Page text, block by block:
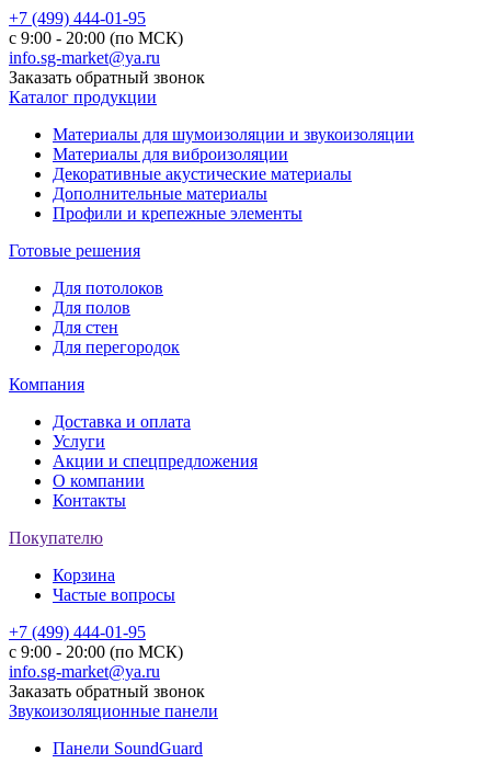
+7 (499) 444-01-95
с 9:00 - 20:00 (по МСК)
info.sg-market@ya.ru
Заказать обратный звонок
Каталог продукции
Материалы для шумоизоляции и звукоизоляции
Материалы для виброизоляции
Декоративные акустические материалы
Дополнительные материалы
Профили и крепежные элементы
Готовые решения
Для потолоков
Для полов
Для стен
Для перегородок
Компания
Доставка и оплата
Услуги
Акции и спецпредложения
О компании
Контакты
Покупателю
Корзина
Частые вопросы
+7 (499) 444-01-95
с 9:00 - 20:00 (по МСК)
info.sg-market@ya.ru
Заказать обратный звонок
Звукоизоляционные панели
Панели SoundGuard